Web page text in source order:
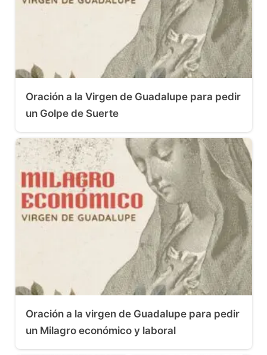
Oración a la Virgen de Guadalupe para pedir
un Golpe de Suerte
Oración a la virgen de Guadalupe para pedir
un Milagro económico y laboral